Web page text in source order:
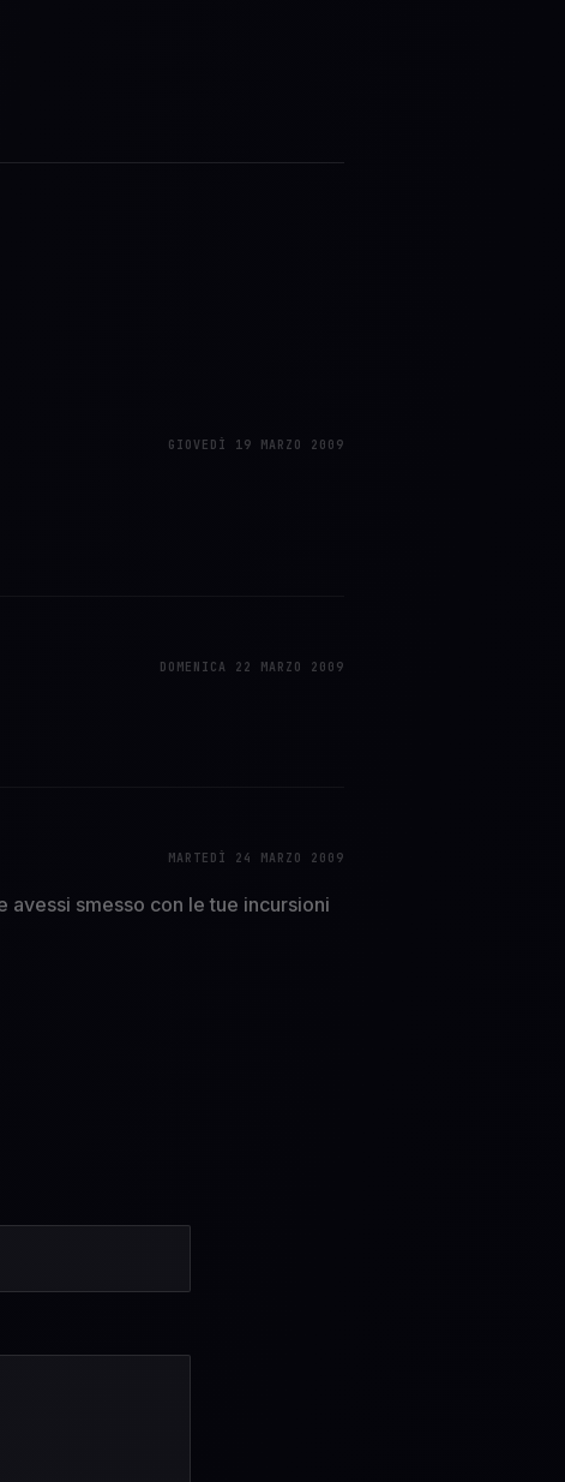
GIOVEDÌ 19 MARZO 2009
DOMENICA 22 MARZO 2009
MARTEDÌ 24 MARZO 2009
avessi smesso con le tue incursioni